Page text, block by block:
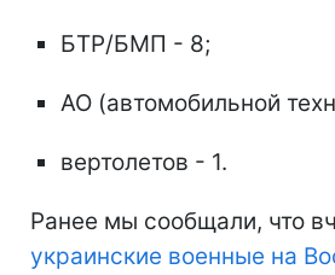
БТР/БМП - 8;
АО (автомобильной
вертолетов - 1.
Ранее мы сообщали, что
украинские военные на